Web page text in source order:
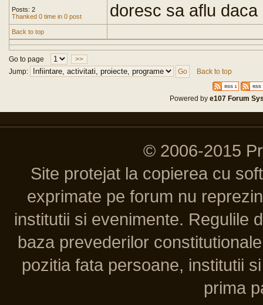
Posts: 2
Thanked 0 time in 0 post
doresc sa aflu
Back to top
Go to page
>>
Jump:
Back to top
Powered bye107 Forum
© 2006-2015
Site protejat la copierea cu
exprimate pe forum nu
institutii si evenimente. Regulile
baza prevederilor
pozitia fata persoane, institutii
prima